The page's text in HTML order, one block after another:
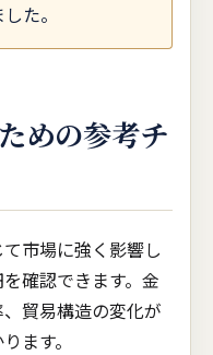
た。
めの参考チ
市場に強く影響し
確認できます。金
貿易構造の変化が
ます。